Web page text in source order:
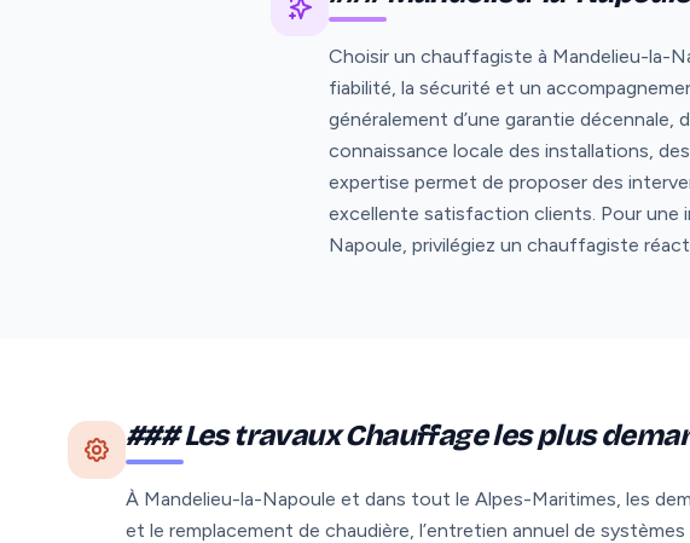
Choisir un chauffagiste à Mandelieu-la-
fiabilité, la sécurité et un
généralement d’une garantie
connaissance locale des installations,
expertise permet de proposer des
excellente satisfaction clients. Pour une
Napoule, privilégiez un chauffagiste
### Les travaux Chauffage les plus
À Mandelieu-la-Napoule et dans tout le Alpes-Maritimes, les
et le remplacement de chaudière, l’entretien annuel de